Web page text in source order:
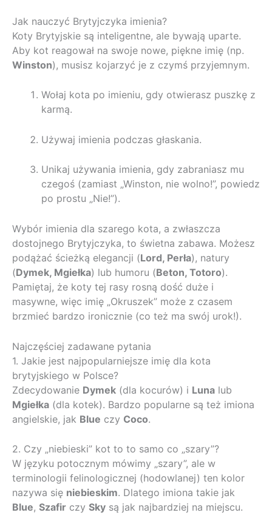
Jak nauczyć Brytyjczyka imienia?
Koty Brytyjskie są inteligentne, ale bywają uparte.
Aby kot reagował na swoje nowe, piękne imię (np.
Winston), musisz kojarzyć je z czymś przyjemnym.
Wołaj kota po imieniu, gdy otwierasz puszkę z
karmą.
Używaj imienia podczas głaskania.
Unikaj używania imienia, gdy zabraniasz mu
czegoś (zamiast „Winston, nie wolno!”, powiedz
po prostu „Nie!”).
Wybór imienia dla szarego kota, a zwłaszcza
dostojnego Brytyjczyka, to świetna zabawa. Możesz
podążać ścieżką elegancji (Lord, Perła), natury
(Dymek, Mgiełka) lub humoru (Beton, Totoro).
Pamiętaj, że koty tej rasy rosną dość duże i
masywne, więc imię „Okruszek” może z czasem
brzmieć bardzo ironicznie (co też ma swój urok!).
Najczęściej zadawane pytania
1. Jakie jest najpopularniejsze imię dla kota
brytyjskiego w Polsce?
Zdecydowanie Dymek (dla kocurów) i Luna lub
Mgiełka (dla kotek). Bardzo popularne są też imiona
angielskie, jak Blue czy Coco.
2. Czy „niebieski” kot to to samo co „szary”?
W języku potocznym mówimy „szary”, ale w
terminologii felinologicznej (hodowlanej) ten kolor
nazywa się niebieskim. Dlatego imiona takie jak
Blue, Szafir czy Sky są jak najbardziej na miejscu.